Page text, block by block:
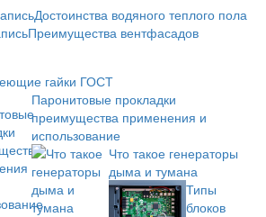
Достоинства водяного теплого пола
Преимущества вентфасадов
гайки ГОСТ
Паронитовые прокладки
преимущества применения и
использование
Что такое генераторы
дыма и тумана
Типы
блоков